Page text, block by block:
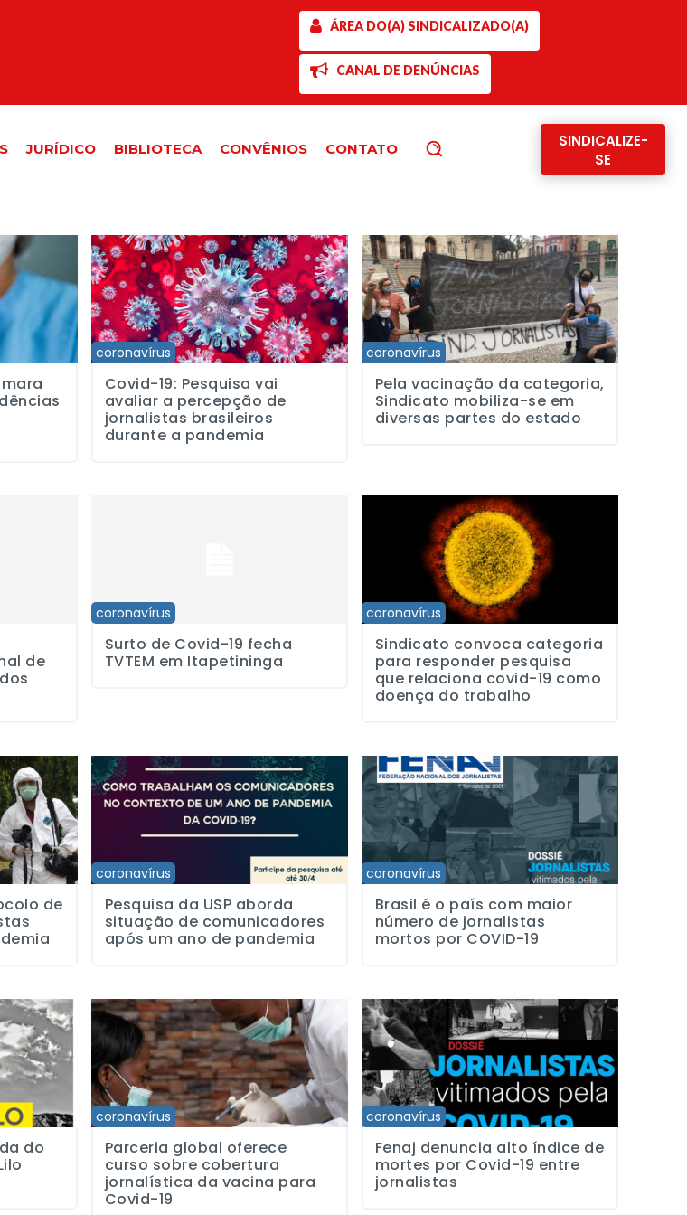
ÁREA DO(A) SINDICALIZADO(A)
CANAL DE DENÚNCIAS
JURÍDICO BIBLIOTECA CONVÊNIOS CONTATO
SINDICALIZE-
SE
pede providências pela vacinação de jornalistas
coronavírus
Covid-19: Pesquisa vai avaliar a percepção de jornalistas brasileiros durante a pandemia
Covid-19: Pesquisa vai
avaliar a percepção de
jornalistas brasileiros
durante a pandemia
coronavírus
Pela vacinação da categoria, Sindicato mobiliza-se
Pela vacinação da categoria,
Sindicato mobiliza-se em
diversas partes do estado
de
coronavírus
Surto de Covid-19 fecha
TVTEM em Itapetininga
coronavírus
Sindicato convoca categoria para responder
Sindicato convoca categoria
para responder pesquisa
que relaciona covid-19 como
doença do trabalho
para jornalistas frente à piora da pandemia
de
coronavírus
Pesquisa da USP aborda situação de comunicadores após um ano de pandemia
Pesquisa da USP aborda
situação de comunicadores
após um ano de pandemia
coronavírus
Brasil é o país com maior número de jornalistas mortos
Brasil é o país com maior
número de jornalistas
mortos por COVID-19
fotográfico Lilo Clareto
do
coronavírus
Parceria global oferece curso sobre cobertura jornalística da vacina para Covid-19
Parceria global oferece
curso sobre cobertura
jornalística da vacina para
Covid-19
coronavírus
Fenaj denuncia alto índice de mortes por Covid-19
Fenaj denuncia alto índice de
mortes por Covid-19 entre
jornalistas